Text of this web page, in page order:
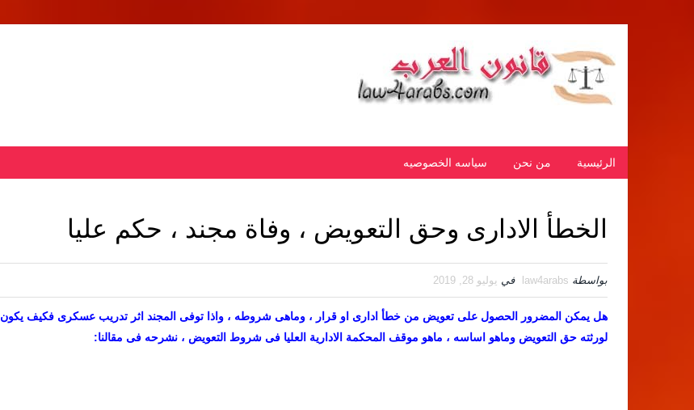
الرئيسية من نحن سياسه الخصوصيه
الخطأ الادارى وحق التعويض ، وفاة مجند ، حكم عليا
بواسطة law4arabs في يوليو 28, 2019
هل يمكن المضرور الحصول على تعويض من خطأ ادارى او قرار ، وماهى شروطه ، واذا توفى المجند اثر تدريب عسكرى فكيف يكون
لورثته حق التعويض وماهو اساسه ، ماهو موقف المحكمة الادارية العليا فى شروط التعويض ، نشرحه فى مقالنا: